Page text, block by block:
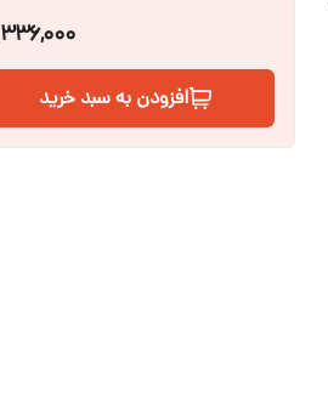
336,000
افزودن به سبد خرید